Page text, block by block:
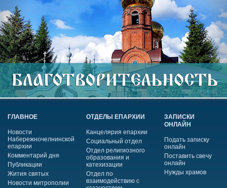
ГЛАВНОЕ
Новости
Набережночелнинской
епархии
Комментарий дня
Публикации
Жития святых
Новости митрополии
ОТДЕЛЫ ЕПАРХИИ
Канцелярия епархии
Социальный отдел
Отдел религиозного
образования и
катехизации
Отдел по
взаимодействию с
ЗАПИСКИ
ОНЛАЙН
Подать записку
онлайн
Поставить свечу
онлайн
Нужды храмов